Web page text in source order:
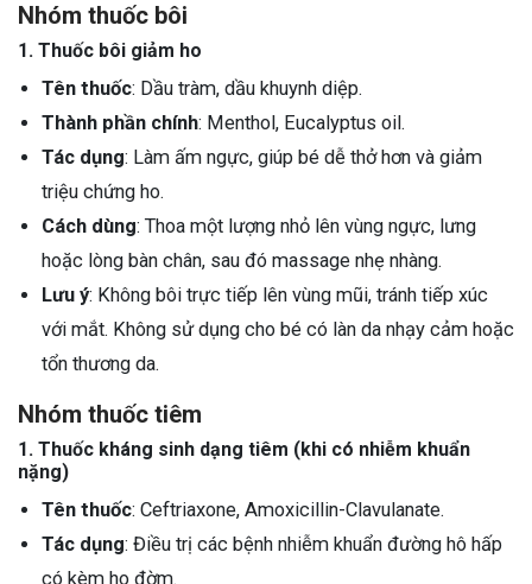
Nhóm thuốc bôi
1. Thuốc bôi giảm ho
Tên thuốc: Dầu tràm, dầu khuynh diệp.
Thành phần chính: Menthol, Eucalyptus oil.
Tác dụng: Làm ấm ngực, giúp bé dễ thở hơn và giảm
triệu chứng ho.
Cách dùng: Thoa một lượng nhỏ lên vùng ngực, lưng
hoặc lòng bàn chân, sau đó massage nhẹ nhàng.
Lưu ý: Không bôi trực tiếp lên vùng mũi, tránh tiếp xúc
với mắt. Không sử dụng cho bé có làn da nhạy cảm hoặc
tổn thương da.
Nhóm thuốc tiêm
1. Thuốc kháng sinh dạng tiêm (khi có nhiễm khuẩn
nặng)
Tên thuốc: Ceftriaxone, Amoxicillin-Clavulanate.
Tác dụng: Điều trị các bệnh nhiễm khuẩn đường hô hấp
có kèm ho đờm.